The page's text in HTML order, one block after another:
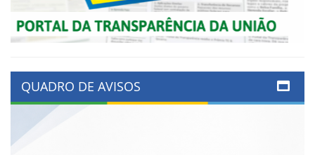
QUADRO DE AVISOS